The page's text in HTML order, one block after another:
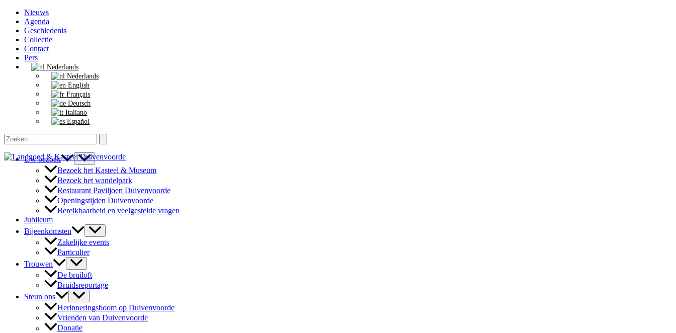
naar
inhoud
Nieuws
Agenda
Geschiedenis
Collectie
Contact
Pers
Nederlands
Nederlands
English
Français
Deutsch
Italiano
Español
Zoeken
naar:
Uw bezoek
Bezoek het Kasteel & Museum
Bezoek het wandelpark
Restaurant Paviljoen Duivenvoorde
Openingstijden Duivenvoorde
Bereikbaarheid en veelgestelde vragen
Jubileum
Bijeenkomsten
Zakelijke events
Particulier
Trouwen
De bruiloft
Bruidsreportage
Steun ons
Herinneringsboom op Duivenvoorde
Vrienden van Duivenvoorde
Donatie